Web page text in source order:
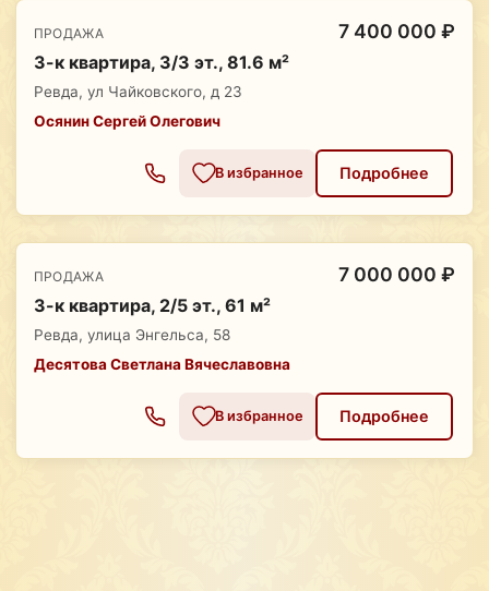
ПРОДАЖА 7 400 000 ₽
3-к квартира, 3/3 эт., 81.6 м²
Ревда, ул Чайковского, д 23
Осянин Сергей Олегович
В избранное Подробнее
ПРОДАЖА 7 000 000 ₽
3-к квартира, 2/5 эт., 61 м²
Ревда, улица Энгельса, 58
Десятова Светлана Вячеславовна
В избранное Подробнее